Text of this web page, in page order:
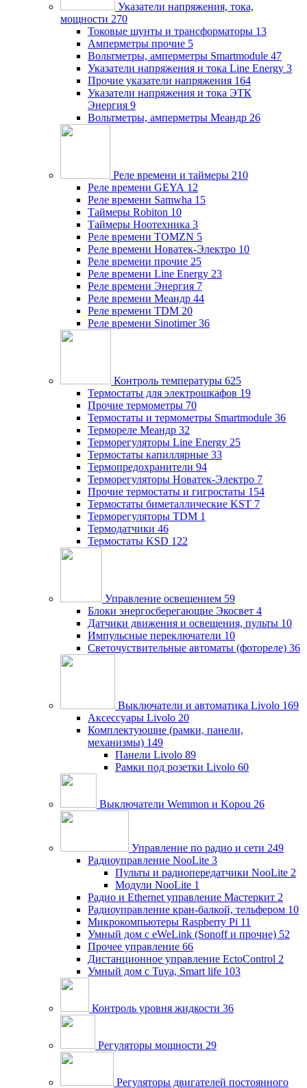
Указатели напряжения, тока,
мощности 270
Токовые шунты и трансформаторы 13
Амперметры прочие 5
Вольтметры, амперметры Smartmodule 47
Указатели напряжения и тока Line Energy 3
Прочие указатели напряжения 164
Указатели напряжения и тока ЭТК
Энергия 9
Вольтметры, амперметры Меандр 26
Реле времени и таймеры 210
Реле времени GEYA 12
Реле времени Samwha 15
Таймеры Robiton 10
Таймеры Ноотехника 3
Реле времени TOMZN 5
Реле времени Новатек-Электро 10
Реле времени прочие 25
Реле времени Line Energy 23
Реле времени Энергия 7
Реле времени Меандр 44
Реле времени TDM 20
Реле времени Sinotimer 36
Контроль температуры 625
Термостаты для электрошкафов 19
Прочие термометры 70
Термостаты и термометры Smartmodule 36
Термореле Меандр 32
Терморегуляторы Line Energy 25
Термостаты капиллярные 33
Термопредохранители 94
Терморегуляторы Новатек-Электро 7
Прочие термостаты и гигростаты 154
Термостаты биметаллические KST 7
Терморегуляторы TDM 1
Термодатчики 46
Термостаты KSD 122
Управление освещением 59
Блоки энергосберегающие Экосвет 4
Датчики движения и освещения, пульты 10
Импульсные переключатели 10
Светочуствительные автоматы (фотореле) 36
Выключатели и автоматика Livolo 169
Аксессуары Livolo 20
Комплектующие (рамки, панели,
механизмы) 149
Панели Livolo 89
Рамки под розетки Livolo 60
Выключатели Wemmon и Kopou 26
Управление по радио и сети 249
Радиоуправление NooLite 3
Пульты и радиопередатчики NooLite 2
Модули NooLite 1
Радио и Ethernet управление Мастеркит 2
Радиоуправление кран-балкой, тельфером 10
Микрокомпьютеры Raspberry Pi 11
Умный дом c eWeLink (Sonoff и прочие) 52
Прочее управление 66
Дистанционное управление EctoControl 2
Умный дом с Tuya, Smart life 103
Контроль уровня жидкости 36
Регуляторы мощности 29
Регуляторы двигателей постоянного